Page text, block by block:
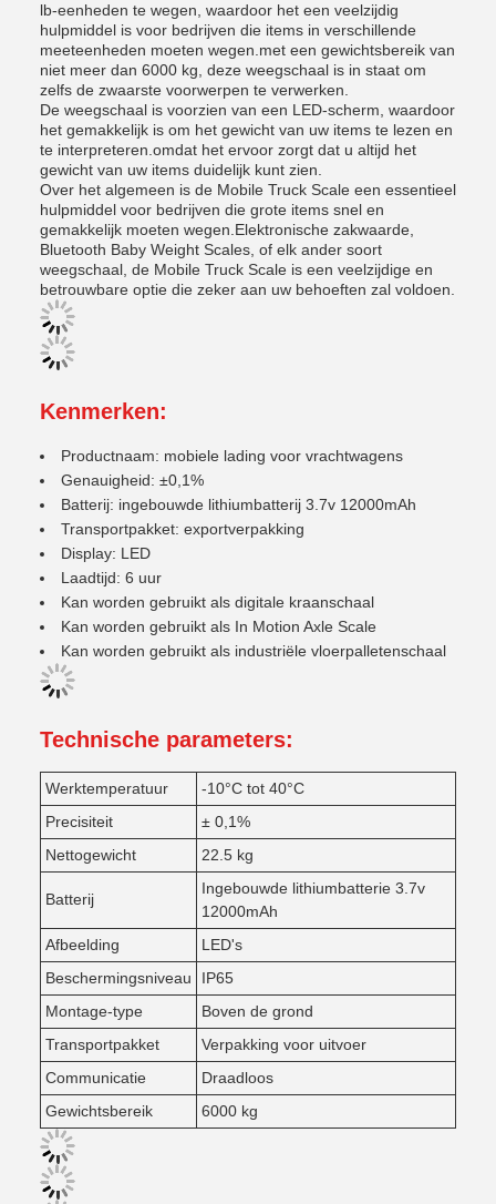
lb-eenheden te wegen, waardoor het een veelzijdig
hulpmiddel is voor bedrijven die items in verschillende
meeteenheden moeten wegen.met een gewichtsbereik van
niet meer dan 6000 kg, deze weegschaal is in staat om
zelfs de zwaarste voorwerpen te verwerken.
De weegschaal is voorzien van een LED-scherm, waardoor
het gemakkelijk is om het gewicht van uw items te lezen en
te interpreteren.omdat het ervoor zorgt dat u altijd het
gewicht van uw items duidelijk kunt zien.
Over het algemeen is de Mobile Truck Scale een essentieel
hulpmiddel voor bedrijven die grote items snel en
gemakkelijk moeten wegen.Elektronische zakwaarde,
Bluetooth Baby Weight Scales, of elk ander soort
weegschaal, de Mobile Truck Scale is een veelzijdige en
betrouwbare optie die zeker aan uw behoeften zal voldoen.
Kenmerken:
Productnaam: mobiele lading voor vrachtwagens
Genauigheid: ±0,1%
Batterij: ingebouwde lithiumbatterij 3.7v 12000mAh
Transportpakket: exportverpakking
Display: LED
Laadtijd: 6 uur
Kan worden gebruikt als digitale kraanschaal
Kan worden gebruikt als In Motion Axle Scale
Kan worden gebruikt als industriële vloerpalletenschaal
Technische parameters:
Werktemperatuur
-10°C tot 40°C
Precisiteit
± 0,1%
Nettogewicht
22.5 kg
Batterij
Ingebouwde lithiumbatterie 3.7v
12000mAh
Afbeelding
LED's
Beschermingsniveau
IP65
Montage-type
Boven de grond
Transportpakket
Verpakking voor uitvoer
Communicatie
Draadloos
Gewichtsbereik
6000 kg